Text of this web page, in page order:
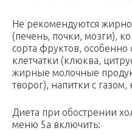
Не рекомендуются
(печень, почки, мозги),
сорта фруктов,
клетчатки (клюква,
жирные молочные
творог), напитки с
Диета при обострении
меню 5а включить: